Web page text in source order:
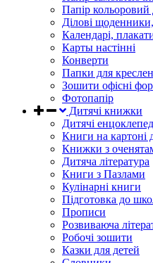
Папір кольоровий
Ділові
Календарі,
Карты настінні
Конверти
Папки для
Зошити офісні
Фотопапір
Дитячі книжки
Дитячі
Книги на картоні
Книжки з
Дитяча література
Книги з Пазлами
Кулінарні книги
Підготовка до
Прописи
Розвиваюча
Робочі зошити
Казки для детей